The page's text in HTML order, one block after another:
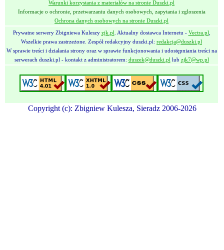
Warunki korzystania z materiałów na stronie Duszki.pl
Informacje o ochronie, przetwarzaniu danych osobowych, zapytania i zgloszenia
Ochrona danych osobowych na stronie Duszki.pl
Prywatne serwery Zbigniewa Kuleszy zjk.pl . Aktualny dostawca Internetu - Vectra.pl
Wszelkie prawa zastrzeżone. Zespół redakcyjny duszki.pl: redakcja@duszki.pl
W sprawie treści i działania strony oraz w sprawie funkcjonowania i udostępniania treści na
serwerach duszki.pl - kontakt z administratorem: duszek@duszki.pl lub zjk7@wp.pl
Copyright (c): Zbigniew Kulesza, Sieradz 2006-2026